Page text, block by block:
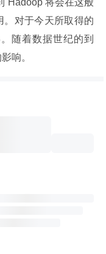
。对于今天所取得的
随着数据世纪的到
响。